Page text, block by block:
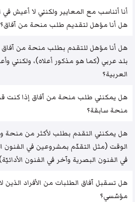
أنا أتناسب مع المعايير ولكنني لا أعيش
هل أنا مؤهل لتقديم طلب منحة من آفاق؟
هل أنا مؤهل للتقدم بطلب منحة من
بلد عربي (كما هو مذكور أعلاه)، ولكنني
العربية؟
هل يمكنني طلب منحة من آفاق إذا كنت
منحة سابقة؟
هل يمكنني التقدم بطلب لأكثر من منحة
الوقت (مثل التقدّم بمشروعين في الفنون
في الفنون البصرية وآخر في الفنون
هل تسقبل آفاق الطلبات من الأفراد الذين
مؤسّسي؟